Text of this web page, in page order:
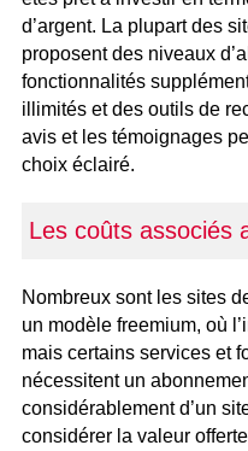
d’argent. La plupart des
proposent des niveaux
fonctionnalités
illimités et des outils de
avis et les témoignages
choix éclairé.
Les coûts associés
Nombreux sont les sites
un modèle freemium, où
mais certains services et
nécessitent un
considérablement d’un
considérer la valeur